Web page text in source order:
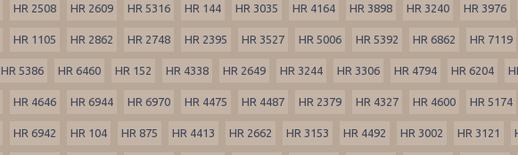
HR 2508 HR 2609 HR 5316 HR 144 HR 3035 HR 4164 HR 3898 HR 3240 HR 3976
HR 1105 HR 2862 HR 2748 HR 2395 HR 3527 HR 5006 HR 5392 HR 6862 HR 7119
HR 5386 HR 6460 HR 152 HR 4338 HR 2649 HR 3244 HR 3306 HR 4794 HR 6204
HR 4646 HR 6944 HR 6970 HR 4475 HR 4487 HR 2379 HR 4327 HR 4600 HR 5174
HR 6942 HR 104 HR 875 HR 4413 HR 2662 HR 3153 HR 4492 HR 3002 HR 3121